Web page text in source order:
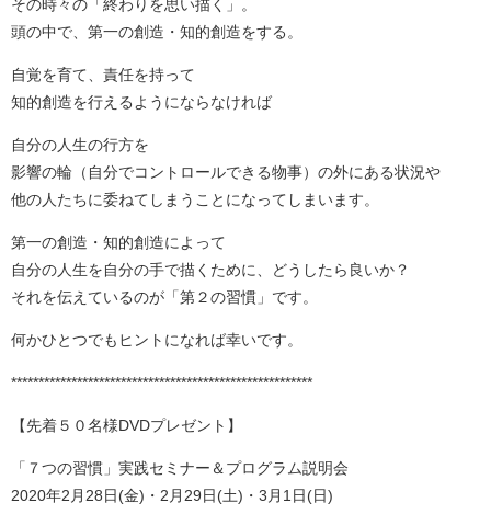
その時々の「終わりを思い描く」。
頭の中で、第一の創造・知的創造をする。
自覚を育て、責任を持って
知的創造を行えるようにならなければ
自分の人生の行方を
影響の輪（自分でコントロールできる物事）の外にある状況や
他の人たちに委ねてしまうことになってしまいます。
第一の創造・知的創造によって
自分の人生を自分の手で描くために、どうしたら良いか？
それを伝えているのが「第２の習慣」です。
何かひとつでもヒントになれば幸いです。
*******************************************************
【先着５０名様DVDプレゼント】
「７つの習慣」実践セミナー＆プログラム説明会
2020年2月28日(金)・2月29日(土)・3月1日(日)